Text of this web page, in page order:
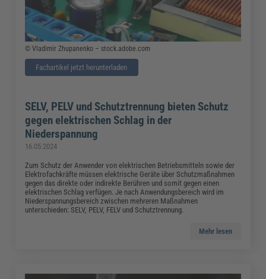
© Vladimir Zhupanenko – stock.adobe.com
Fachartikel jetzt herunterladen
SELV, PELV und Schutztrennung bieten Schutz
gegen elektrischen Schlag in der
Niederspannung
16.05.2024
Zum Schutz der Anwender von elektrischen Betriebsmitteln sowie der
Elektrofachkräfte müssen elektrische Geräte über Schutzmaßnahmen
gegen das direkte oder indirekte Berühren und somit gegen einen
elektrischen Schlag verfügen. Je nach Anwendungsbereich wird im
Niederspannungsbereich zwischen mehreren Maßnahmen
unterschieden: SELV, PELV, FELV und Schutztrennung.
Mehr lesen